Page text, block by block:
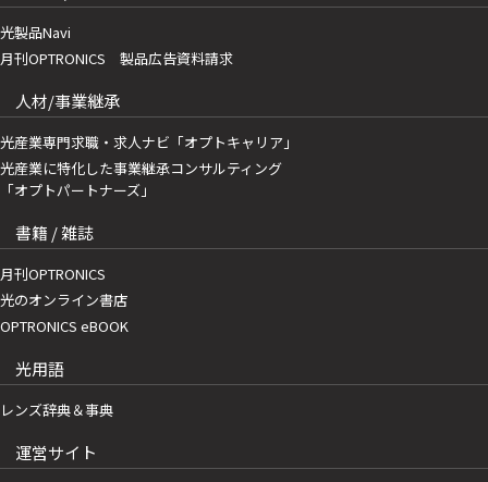
光製品Navi
月刊OPTRONICS 製品広告資料請求
人材/事業継承
光産業専門求職・求人ナビ「オプトキャリア」
光産業に特化した事業継承コンサルティング
「オプトパートナーズ」
書籍 / 雑誌
月刊OPTRONICS
光のオンライン書店
OPTRONICS eBOOK
光用語
レンズ辞典＆事典
運営サイト